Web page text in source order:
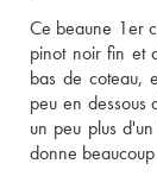
Ce beaune 1er
pinot noir fin et
bas de coteau,
peu en dessous
un peu plus
donne